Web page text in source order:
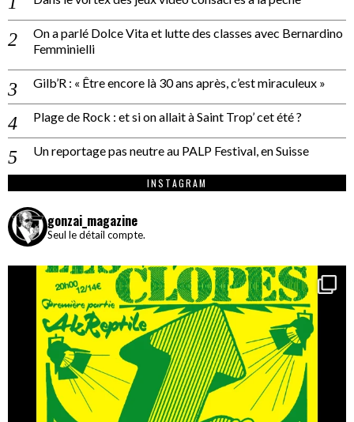
On a parlé Dolce Vita et lutte des classes avec Bernardino
Femminielli
Gilb’R : « Être encore là 30 ans après, c’est miraculeux »
Plage de Rock : et si on allait à Saint Trop’ cet été ?
Un reportage pas neutre au PALP Festival, en Suisse
INSTAGRAM
gonzai_magazine
Seul le détail compte.